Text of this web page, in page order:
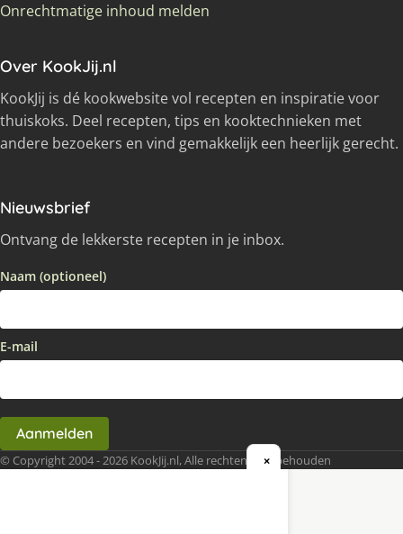
Onrechtmatige inhoud melden
Over KookJij.nl
KookJij is dé kookwebsite vol recepten en inspiratie voor
thuiskoks. Deel recepten, tips en kooktechnieken met
andere bezoekers en vind gemakkelijk een heerlijk gerecht.
Nieuwsbrief
Ontvang de lekkerste recepten in je inbox.
Naam (optioneel)
E-mail
Aanmelden
© Copyright 2004 - 2026 KookJij.nl, Alle rechten voorbehouden
×